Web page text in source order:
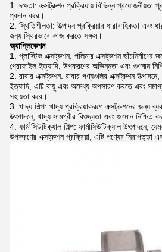
দক্ষতা: এক্সট্রুশন প্রক্রিয়ায় বিভিন্ন প্রয়োজনীয়তা
প্রদান করে।
স্থিতিশীলতা: উত্পাদন প্রক্রিয়ার ধারাবাহিকতা এবং
জন্য স্থিরভাবে কাজ করতে সক্ষম।
অ্যাপ্লিকেশন
প্লাস্টিক এক্সট্রুশন: পলিমার এক্সট্রুশন ছাঁচনির্মাণের
প্রোফাইল ইত্যাদি, উপকরণের অভিন্নতা এবং গুণমান
রাবার এক্সট্রুশন: রাবার পণ্যগুলির এক্সট্রুশন
ইত্যাদি, এটি বায়ু এবং অমেধ্য অপসারণ করতে এবং
সহায়তা করে।
খাদ্য শিল্প: খাদ্য প্রক্রিয়াকরণে এক্সট্রুশনের জন্য
উৎপাদনে, খাদ্য সামগ্রীর বিশুদ্ধতা এবং গুণমান নিশ্চিত
ফার্মাসিউটিক্যাল শিল্প: ফার্মাসিউটিক্যাল উৎপাদনে,
উপকরণের এক্সট্রুশন প্রক্রিয়া, এটি পণ্যের নিরাপত্তা